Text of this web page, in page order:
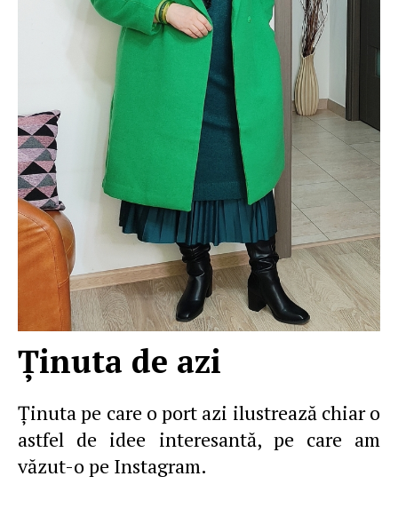
Ţinuta de azi
Ţinuta pe care o port azi ilustrează chiar o
astfel de idee interesantă, pe care am
văzut-o pe Instagram.